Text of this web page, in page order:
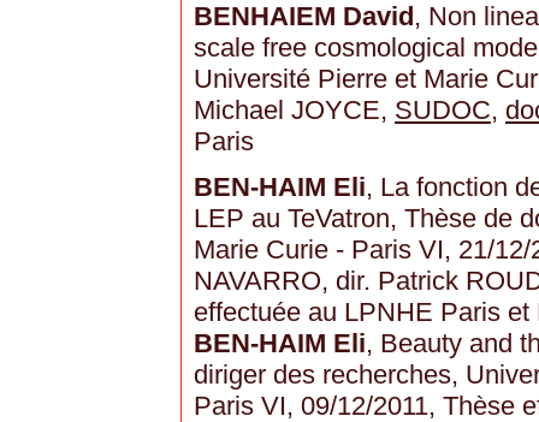
BENHAIEM David, Non
scale free cosmological
Université Pierre et Marie
Michael JOYCE, SUDOC,
Paris
BEN-HAIM Eli, La fonction
LEP au TeVatron, Thèse de
Marie Curie - Paris VI, 21/
NAVARRO, dir. Patrick
effectuée au LPNHE Paris et
BEN-HAIM Eli, Beauty and
diriger des recherches,
Paris VI, 09/12/2011, Thèse